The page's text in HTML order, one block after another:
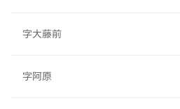
字大藤前
字阿原